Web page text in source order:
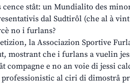
stât: un Mundialito des
dal Sudtirôl (che al à
no i furlans?
la Associazion Sportive
mostrant che i furlans a vuelin
compagne e no an voie di jessi
professionistic al ciri di dimostrâ